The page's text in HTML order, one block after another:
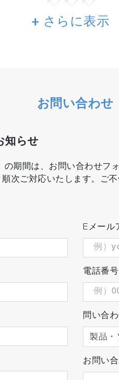
の溶出の心配がありません
+ さらに表示
お問い合わせ
知らせ
期間は、お問い合わせフ
次ご対応いたします。ご
Eメール
電話番号
問い合
お問い